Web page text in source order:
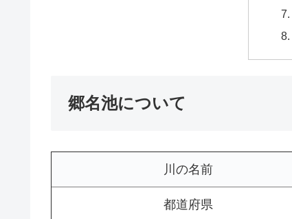
郷名池について
川の名前
都道府県